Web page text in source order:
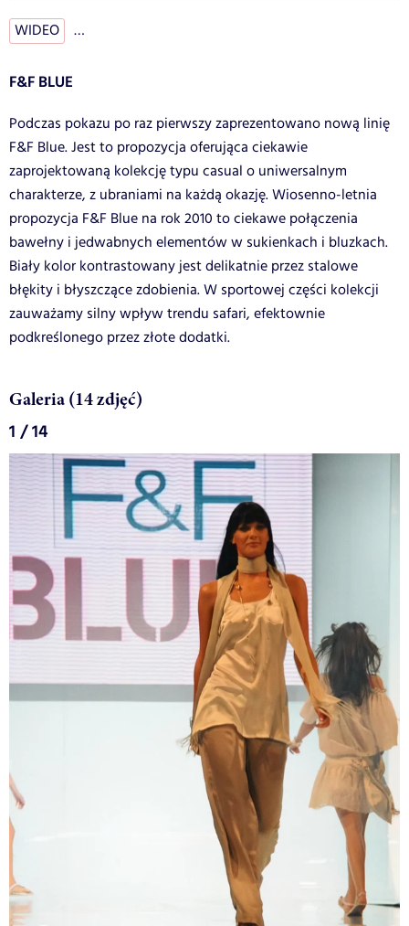
WIDEO …
F&F BLUE
Podczas pokazu po raz pierwszy zaprezentowano nową linię
F&F Blue. Jest to propozycja oferująca ciekawie
zaprojektowaną kolekcję typu casual o uniwersalnym
charakterze, z ubraniami na każdą okazję. Wiosenno-letnia
propozycja F&F Blue na rok 2010 to ciekawe połączenia
bawełny i jedwabnych elementów w sukienkach i bluzkach.
Biały kolor kontrastowany jest delikatnie przez stalowe
błękity i błyszczące zdobienia. W sportowej części kolekcji
zauważamy silny wpływ trendu safari, efektownie
podkreślonego przez złote dodatki.
Galeria (14 zdjęć)
1 / 14